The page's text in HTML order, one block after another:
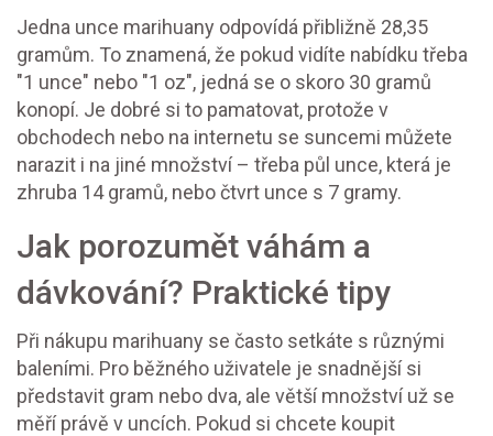
Jedna unce marihuany odpovídá přibližně 28,35
gramům. To znamená, že pokud vidíte nabídku třeba
"1 unce" nebo "1 oz", jedná se o skoro 30 gramů
konopí. Je dobré si to pamatovat, protože v
obchodech nebo na internetu se suncemi můžete
narazit i na jiné množství – třeba půl unce, která je
zhruba 14 gramů, nebo čtvrt unce s 7 gramy.
Jak porozumět váhám a
dávkování? Praktické tipy
Při nákupu marihuany se často setkáte s různými
baleními. Pro běžného uživatele je snadnější si
představit gram nebo dva, ale větší množství už se
měří právě v uncích. Pokud si chcete koupit